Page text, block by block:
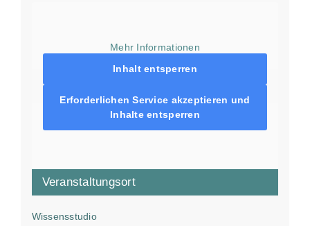
Veranstaltungsort
Wissensstudio
Mehr Informationen
Inhalt entsperren
Erforderlichen Service akzeptieren und
Inhalte entsperren